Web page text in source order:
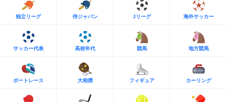
独立リーグ 侍ジャパン Jリーグ 海外サッカー
サッカー代表 高校年代 競馬 地方競馬
ボートレース 大相撲 フィギュア カーリング